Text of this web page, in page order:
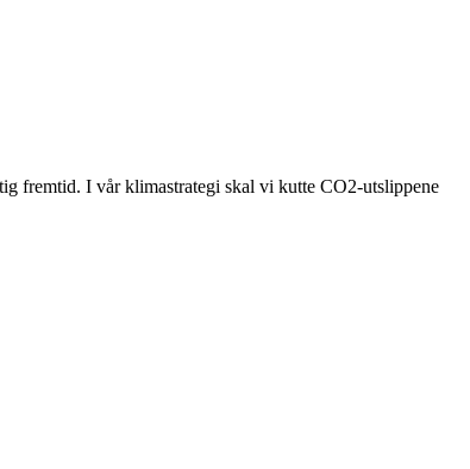
fremtid. I vår klimastrategi skal vi kutte CO2-utslippene